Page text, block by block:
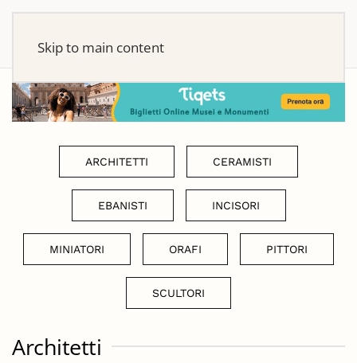
Skip to main content
ARCHITETTI CERAMISTI
EBANISTI INCISORI
MINIATORI ORAFI PITTORI
SCULTORI
Architetti